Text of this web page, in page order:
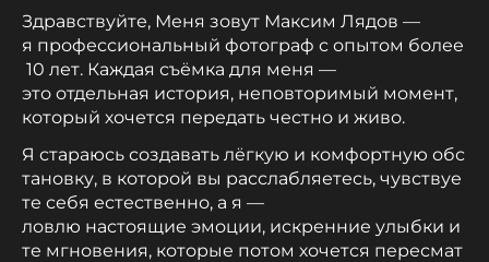
Здравствуйте, Меня зовут Максим Лядов —
я профессиональный фотограф с опытом более
10 лет. Каждая съёмка для меня —
это отдельная история, неповторимый момент,
который хочется передать честно и живо.
Я стараюсь создавать лёгкую и комфортную обс
тановку, в которой вы расслабляетесь, чувствуе
те себя естественно, а я —
ловлю настоящие эмоции, искренние улыбки и
те мгновения, которые потом хочется пересмат